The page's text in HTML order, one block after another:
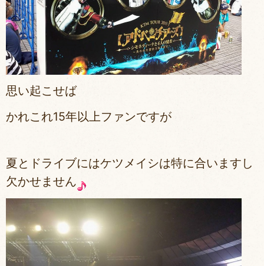
思い起こせば
かれこれ15年以上ファンですが
夏とドライブにはケツメイシは特に合いますし
欠かせません